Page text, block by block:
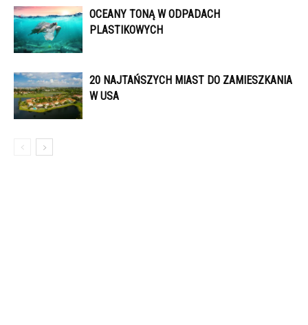
OCEANY TONĄ W ODPADACH
PLASTIKOWYCH
20 NAJTAŃSZYCH MIAST DO ZAMIESZKANIA
W USA